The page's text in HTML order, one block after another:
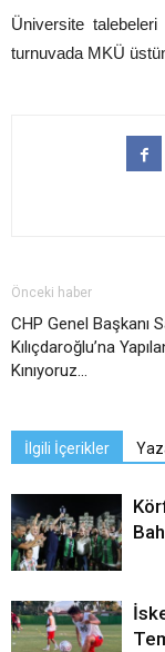
Üniversite
turnuvada MKÜ
Önceki haber
CHP Genel Başkanı
Kılıçdaroğlu’na
Kınıyoruz…
İlgili İçerikler